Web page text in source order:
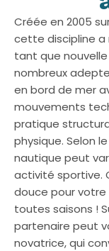
Créée en 2005
cette discipline
tant que
nombreux
en bord de mer
mouvements
pratique
physique. Selon
nautique peut
activité sportive.
douce pour
toutes saisons !
partenaire peut
novatrice, qui